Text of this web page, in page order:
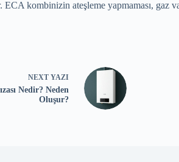
kombinizin ateşleme yapmaması,
NEXT YAZI
Nedir? Neden
Oluşur?